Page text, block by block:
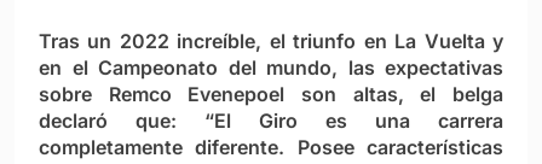
Tras un 2022 increíble, el triunfo en La Vuelta y
en el Campeonato del mundo, las expectativas
sobre Remco Evenepoel son altas, el belga
declaró que: “El Giro es una carrera
completamente diferente. Posee características